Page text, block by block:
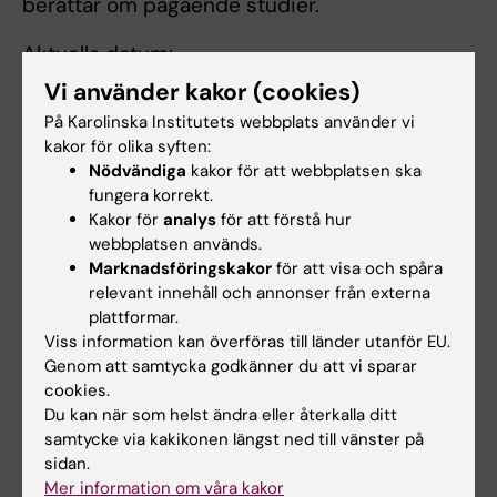
Aktuella datum:
29 april 2026, kl. 13-16.
Anmäl dig genom att kontakta Suzanne
Grenell
suzanne.grenell@regionstockholm.se
Övriga studiebesök kan vi ta emot efter
överenskommelse. Vid förfrågan, kontakta
Suzanne Grenell
suzanne.grenell@regionstockholm.se).
Kunskapsbank
I vår kunskapsbank hittar du information för
dig som i din yrkesroll kan behöva ha samtal
Vi använder kakor (cookies)
På Karolinska Institutets webbplats använder vi
kakor för olika syften:
Nödvändiga kakor för att webbplatsen ska
fungera korrekt.
Kakor för analys för att förstå hur
webbplatsen används.
Marknadsföringskakor för att visa och spåra
relevant innehåll och annonser från externa
plattformar.
Viss information kan överföras till länder utanför EU.
Genom att samtycka godkänner du att vi sparar
cookies.
Du kan när som helst ändra eller återkalla ditt
samtycke via kakikonen längst ned till vänster på
sidan.
Mer information om våra kakor